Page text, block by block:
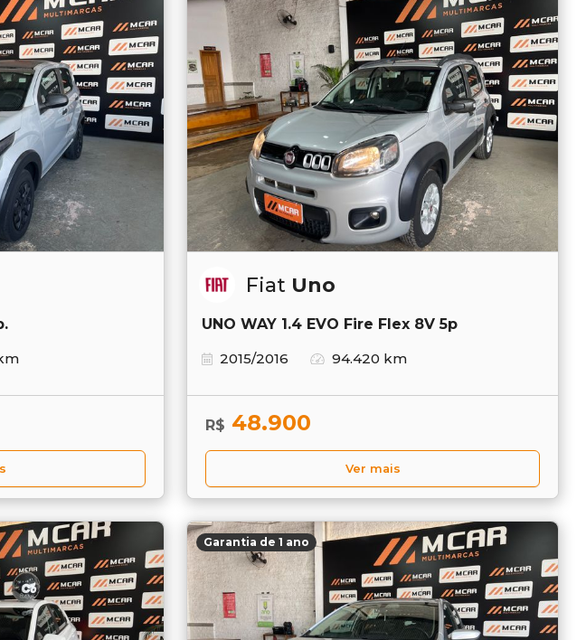
Fiat Uno
UNO WAY 1.4 EVO Fire Flex 8V 5p
2015/2016
94.420 km
R$ 48.900
Ver mais
Garantia de 1 ano